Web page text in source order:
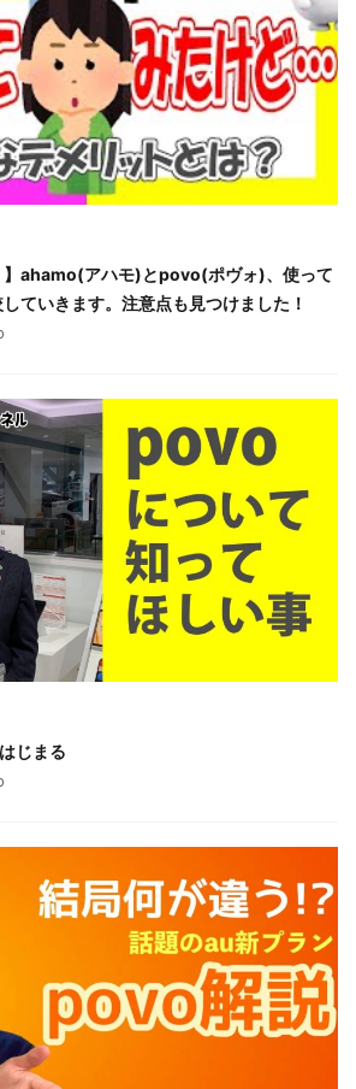
】ahamo(アハモ)とpovo(ポヴォ)、使って
ていきます。注意点も見つけました！
じまる